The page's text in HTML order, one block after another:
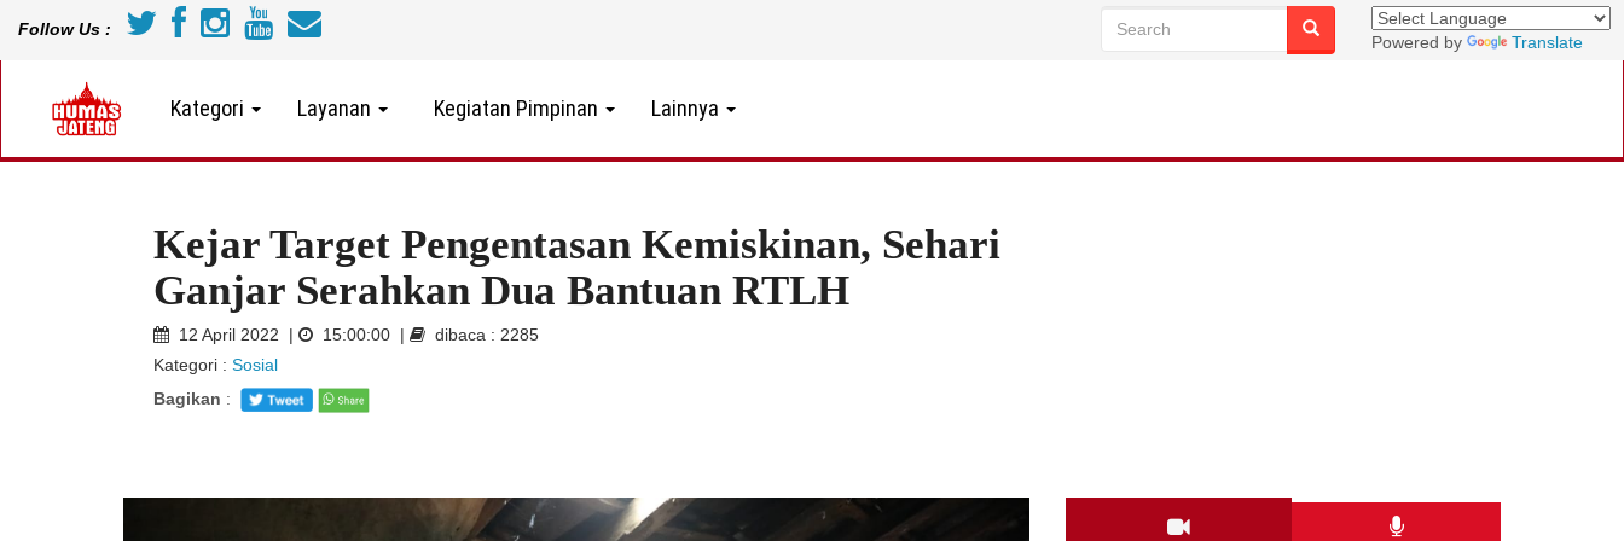
Follow Us :
Powered by Translate
Kategori Layanan Kegiatan Pimpinan Lainnya
Kejar Target Pengentasan Kemiskinan, Sehari
Ganjar Serahkan Dua Bantuan RTLH
12 April 2022 | 15:00:00 |
dibaca : 2285
Kategori : Sosial
Bagikan :